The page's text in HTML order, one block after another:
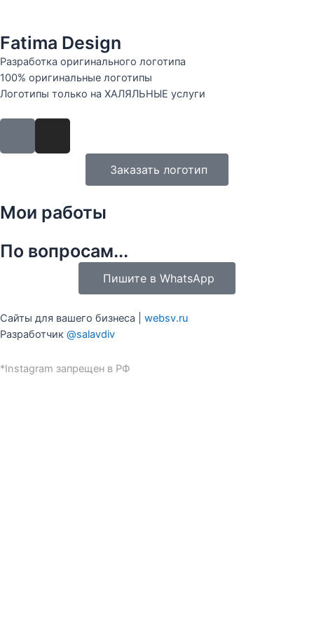
Fatima Design
Разработка оригинального логотипа
100% оригинальные логотипы
Логотипы только на ХАЛЯЛЬНЫЕ услуги
Заказать логотип
Мои работы
По вопросам...
Пишите в WhatsApp
Сайты для вашего бизнеса | websv.ru
Разработчик @salavdiv
*Instagram запрещен в РФ